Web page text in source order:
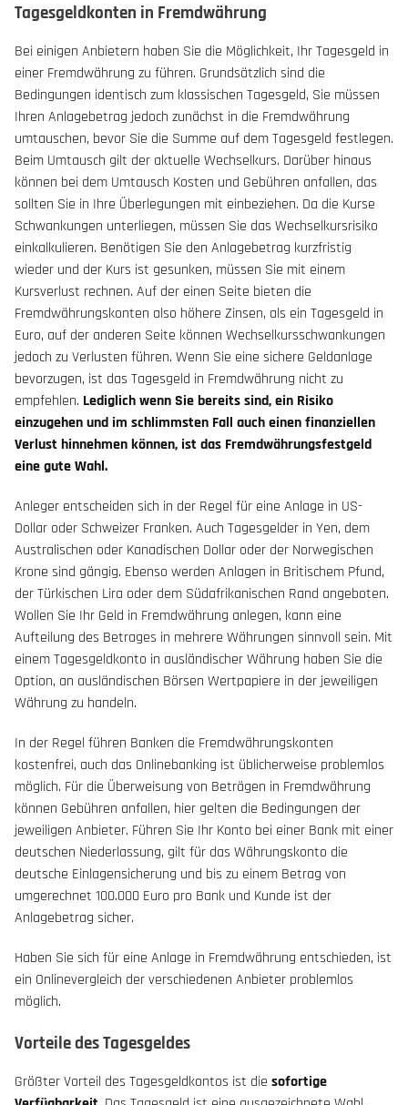
Tagesgeldkonten in Fremdwährung
Bei einigen Anbietern haben Sie die Möglichkeit, Ihr Tagesgeld in
einer Fremdwährung zu führen. Grundsätzlich sind die
Bedingungen identisch zum klassischen Tagesgeld, Sie müssen
Ihren Anlagebetrag jedoch zunächst in die Fremdwährung
umtauschen, bevor Sie die Summe auf dem Tagesgeld festlegen.
Beim Umtausch gilt der aktuelle Wechselkurs. Darüber hinaus
können bei dem Umtausch Kosten und Gebühren anfallen, das
sollten Sie in Ihre Überlegungen mit einbeziehen. Da die Kurse
Schwankungen unterliegen, müssen Sie das Wechselkursrisiko
einkalkulieren. Benötigen Sie den Anlagebetrag kurzfristig
wieder und der Kurs ist gesunken, müssen Sie mit einem
Kursverlust rechnen. Auf der einen Seite bieten die
Fremdwährungskonten also höhere Zinsen, als ein Tagesgeld in
Euro, auf der anderen Seite können Wechselkursschwankungen
jedoch zu Verlusten führen. Wenn Sie eine sichere Geldanlage
bevorzugen, ist das Tagesgeld in Fremdwährung nicht zu
empfehlen. Lediglich wenn Sie bereits sind, ein Risiko
einzugehen und im schlimmsten Fall auch einen finanziellen
Verlust hinnehmen können, ist das Fremdwährungsfestgeld
eine gute Wahl.
Anleger entscheiden sich in der Regel für eine Anlage in US-
Dollar oder Schweizer Franken. Auch Tagesgelder in Yen, dem
Australischen oder Kanadischen Dollar oder der Norwegischen
Krone sind gängig. Ebenso werden Anlagen in Britischem Pfund,
der Türkischen Lira oder dem Südafrikanischen Rand angeboten.
Wollen Sie Ihr Geld in Fremdwährung anlegen, kann eine
Aufteilung des Betrages in mehrere Währungen sinnvoll sein. Mit
einem Tagesgeldkonto in ausländischer Währung haben Sie die
Option, an ausländischen Börsen Wertpapiere in der jeweiligen
Währung zu handeln.
In der Regel führen Banken die Fremdwährungskonten
kostenfrei, auch das Onlinebanking ist üblicherweise problemlos
möglich. Für die Überweisung von Beträgen in Fremdwährung
können Gebühren anfallen, hier gelten die Bedingungen der
jeweiligen Anbieter. Führen Sie Ihr Konto bei einer Bank mit einer
deutschen Niederlassung, gilt für das Währungskonto die
deutsche Einlagensicherung und bis zu einem Betrag von
umgerechnet 100.000 Euro pro Bank und Kunde ist der
Anlagebetrag sicher.
Haben Sie sich für eine Anlage in Fremdwährung entschieden, ist
ein Onlinevergleich der verschiedenen Anbieter problemlos
möglich.
Vorteile des Tagesgeldes
Größter Vorteil des Tagesgeldkontos ist die sofortige